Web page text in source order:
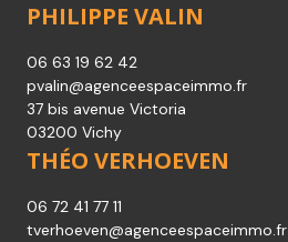
PHILIPPE VALIN
06 63 19 62 42
pvalin@agenceespaceimmo.fr
37 bis avenue Victoria
03200 Vichy
THÉO VERHOEVEN
06 72 41 77 11
tverhoeven@agenceespaceimmo.fr